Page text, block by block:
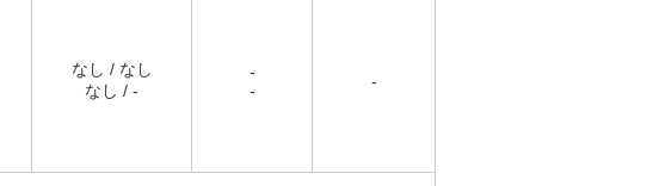
なし / なし
なし / -
-
-
-